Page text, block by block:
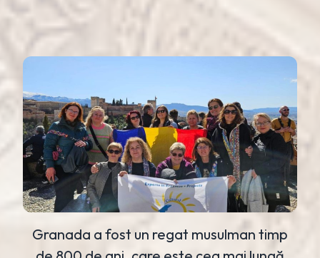
Granada a fost un regat musulman timp